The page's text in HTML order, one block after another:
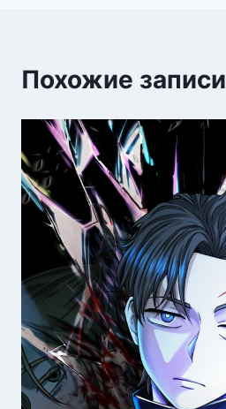
Похожие записи